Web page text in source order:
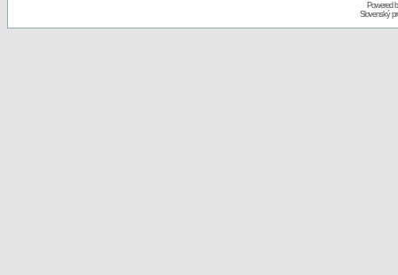
Powered
Slovenský